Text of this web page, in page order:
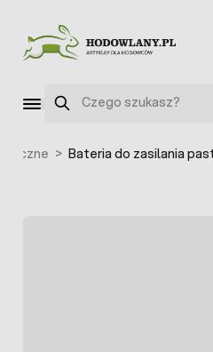
Szukaj
> Bateria do zasilania